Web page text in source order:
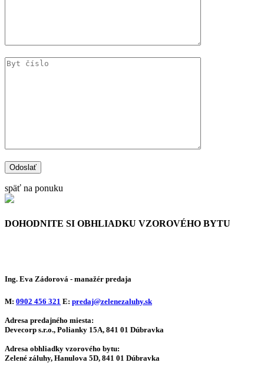
späť na ponuku
DOHODNITE SI OBHLIADKU VZOROVÉHO BYTU
Ing. Eva Zádorová - manažér predaja
M: 0902 456 321 E: predaj@zelenezaluhy.sk
Adresa predajného miesta:
Devecorp s.r.o., Polianky 15A, 841 01 Dúbravka
Adresa obhliadky vzorového bytu:
Zelené záluhy, Hanulova 5D, 841 01 Dúbravka